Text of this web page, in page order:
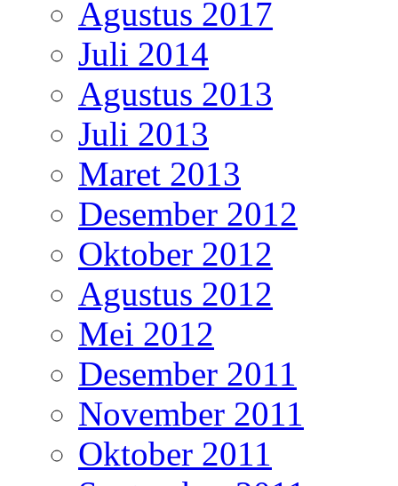
Agustus 2017
Juli 2014
Agustus 2013
Juli 2013
Maret 2013
Desember 2012
Oktober 2012
Agustus 2012
Mei 2012
Desember 2011
November 2011
Oktober 2011